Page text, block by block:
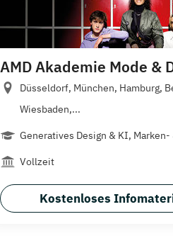
AMD Akademie Mode &
Düsseldorf, München, Hamburg,
Wiesbaden,...
Generatives Design & KI, Marken-
Vollzeit
Kostenloses